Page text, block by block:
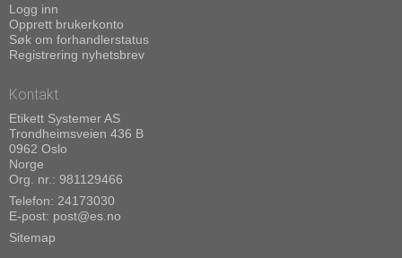
Logg inn
Opprett brukerkonto
Søk om forhandlerstatus
Registrering nyhetsbrev
Kontakt
Etikett Systemer AS
Trondheimsveien 436 B
0962 Oslo
Norge
Org. nr.: 981129466
Telefon: 24173030
E-post: post@es.no
Sitemap